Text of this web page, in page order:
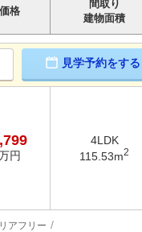
価格
間取り
建物面積
見学予約をする
円
4LDK
115.53m2
アフリー